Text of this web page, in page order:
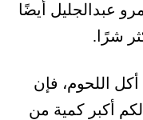
عبدالجليل أيضًا
شرًا.
اللحوم، فإن
أكبر كمية من